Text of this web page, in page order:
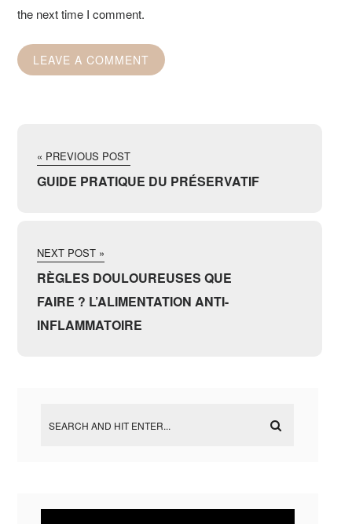
the next time I comment.
« PREVIOUS POST
GUIDE PRATIQUE DU PRÉSERVATIF
NEXT POST »
RÈGLES DOULOUREUSES QUE
FAIRE ? L’ALIMENTATION ANTI-
INFLAMMATOIRE